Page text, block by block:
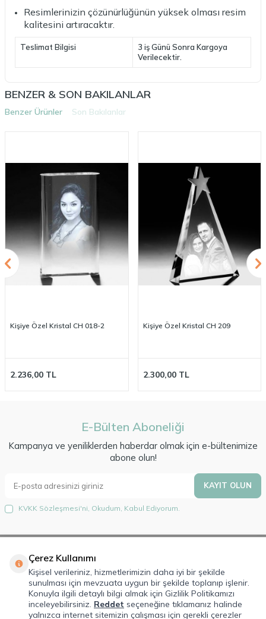
Resimlerinizin çözünürlüğünün yüksek olması resim
kalitesini artıracaktır.
Teslimat Bilgisi
3 iş Günü Sonra Kargoya
Verilecektir.
BENZER & SON BAKILANLAR
Benzer Ürünler Son Bakılanlar
Kişiye Özel Kristal CH 018-2
2.236,00 TL
Kişiye Özel Kristal CH 209
2.300,00TL
E-Bülten Aboneliği
Kampanya ve yeniliklerden haberdar olmak için e-bültenimize
abone olun!
KAYIT OLUN
KVKK Sözleşmesi'ni , Okudum, Kabul Ediyorum.
Hakkımızda
Lorem Ipsum is simply dummy text of the printing and typesetting
industry. Lorem Ipsum has been the industry's standard dummy text ever
since the 1500s, when an unknown printer took a galley of type and
Çerez Kullanımı
Kişisel verileriniz, hizmetlerimizin daha iyi bir şekilde
sunulması için mevzuata uygun bir şekilde toplanıp işlenir.
Konuyla ilgili detaylı bilgi almak için Gizlilik Politikamızı
inceleyebilirsiniz. Reddet seçeneğine tıklamanız halinde
yalnızca internet sitemizin çalışması için gerekli çerezler